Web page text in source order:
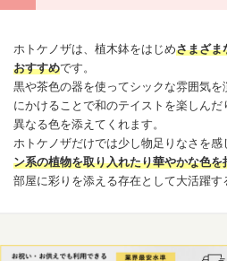
ホトケノザは、植木鉢をはじめさまざま
おすすめです。
黒や茶色の器を使ってシックな雰囲気
にかけることで和のテイストを楽しん
異なる色を添えてくれます。
ホトケノザだけでは少し物足りなさを感
ン系の植物を取り入れたり華やかな色を
部屋に彩りを添える存在として大活躍す